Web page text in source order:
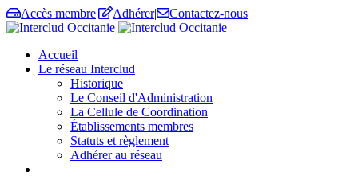
Accès membre| Adhérer| Contactez-nous
Accueil
Le réseau Interclud
Historique
Le Conseil d'Administration
La Cellule de Coordination
Établissements membres
Statuts et règlement
Adhérer au réseau